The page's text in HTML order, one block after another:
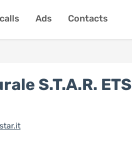
Ads Contacts
S.T.A.R. ETS